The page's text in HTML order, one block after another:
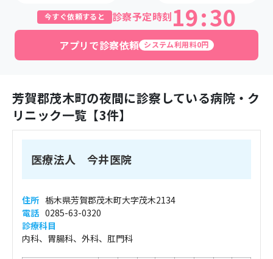
今すぐ依頼すると 診察予定時刻19:30
アプリで診察依頼 システム利用料0円
芳賀郡茂木町の夜間に診察している病院・ク
リニック一覧【3件】
医療法人 今井医院
住所 栃木県芳賀郡茂木町大字茂木2134
電話 0285-63-0320
診療科目
内科、胃腸科、外科、肛門科